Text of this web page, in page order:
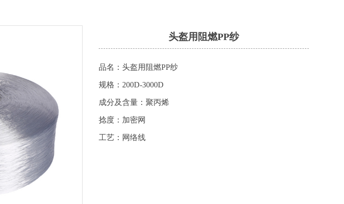
头盔用阻燃PP纱
品名：头盔用阻燃PP纱
规格：200D-3000D
成分及含量：聚丙烯
捻度：加密网
工艺：网络线